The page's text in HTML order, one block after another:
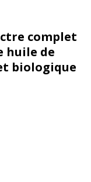
complet
huile de
biologique